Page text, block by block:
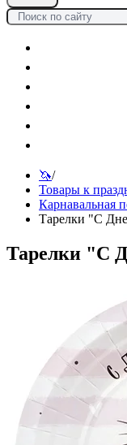
🦄/
Товары к
Карнавальная
Тарелки "С
Тарелки "С